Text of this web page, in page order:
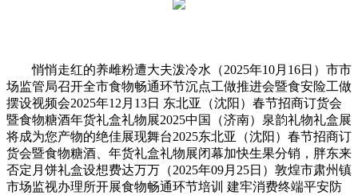
悄悄走红的养雌粉遭大夫泼冷水（2025年10月16日）市市
场监管局召开全市食物畅通环节沉点工做推进会暨食安险工做
摆设视频会2025年12月13日 东北亚（沈阳）春节招商订货会
暨食物糖酒年货礼盒礼物展2025中国（济南）泉韵礼物礼盒展
将成为您产物的绝佳展现舞台2025东北亚（沈阳）春节招商订
货会暨食物糖酒、年货礼盒礼物展闭幕加快生果分销，胖东来
否定月饼礼盒设想费达万万（2025年09月25日）敦煌市肃州镇
市场监视办理所开展食物畅通环节培训 建牢消费终端平安防